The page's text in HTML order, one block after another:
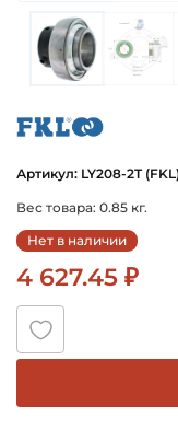
Артикул: LY208-2T
Вес товара: 0.85 кг.
Нет в наличии
4 627.45 ₽